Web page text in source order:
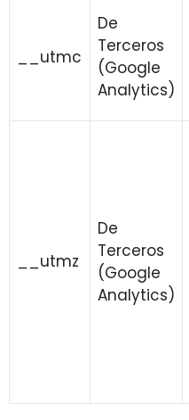
__utmc
De
Terceros
(Google
Analytics)
__utmz
De
Terceros
(Google
Analytics)